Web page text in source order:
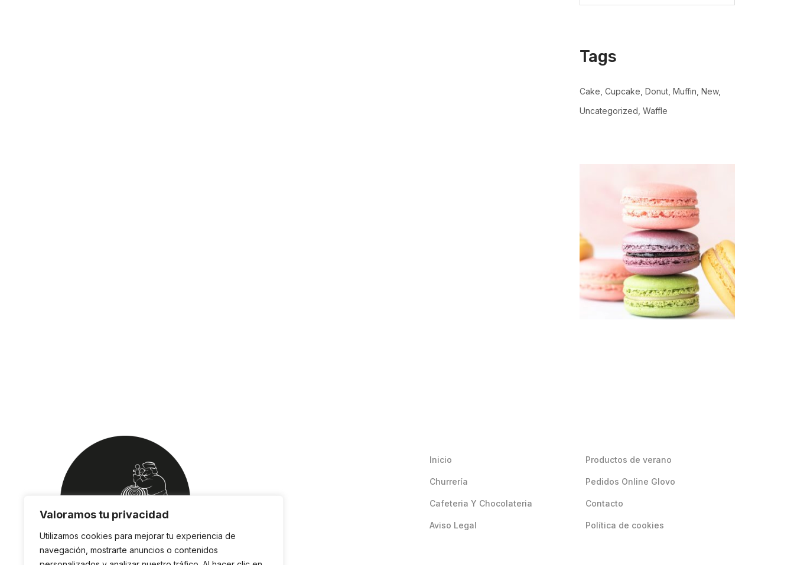
Valoramos tu privacidad
Utilizamos cookies para mejorar tu experiencia de
navegación, mostrarte anuncios o contenidos
Tags
Cake Cupcake Donut Muffin New
Uncategorized Waffle
Inicio
Churrería
Cafeteria Y Chocolateria
Aviso Legal
Productos de verano
Pedidos Online Glovo
Contacto
Política de cookies